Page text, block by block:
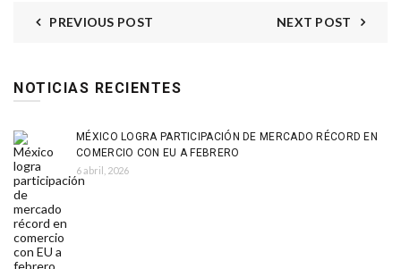
PREVIOUS POST NEXT POST
NOTICIAS RECIENTES
MÉXICO LOGRA PARTICIPACIÓN DE MERCADO RÉCORD EN
COMERCIO CON EU A FEBRERO
6 abril, 2026